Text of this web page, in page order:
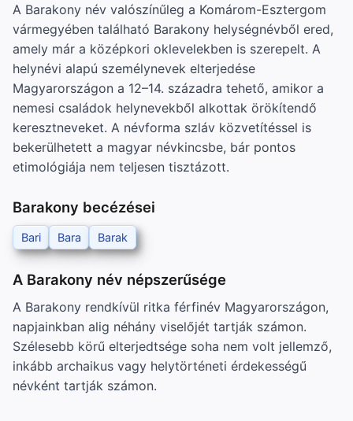
A Barakony név valószínűleg a Komárom-Esztergom
vármegyében található Barakony helységnévből ered,
amely már a középkori oklevelekben is szerepelt. A
helynévi alapú személynevek elterjedése
Magyarországon a 12–14. századra tehető, amikor a
nemesi családok helynevekből alkottak örökítendő
keresztneveket. A névforma szláv közvetítéssel is
bekerülhetett a magyar névkincsbe, bár pontos
etimológiája nem teljesen tisztázott.
Barakony becézései
Bari Bara Barak
A Barakony név népszerűsége
A Barakony rendkívül ritka férfinév Magyarországon,
napjainkban alig néhány viselőjét tartják számon.
Szélesebb körű elterjedtsége soha nem volt jellemző,
inkább archaikus vagy helytörténeti érdekességű
névként tartják számon.